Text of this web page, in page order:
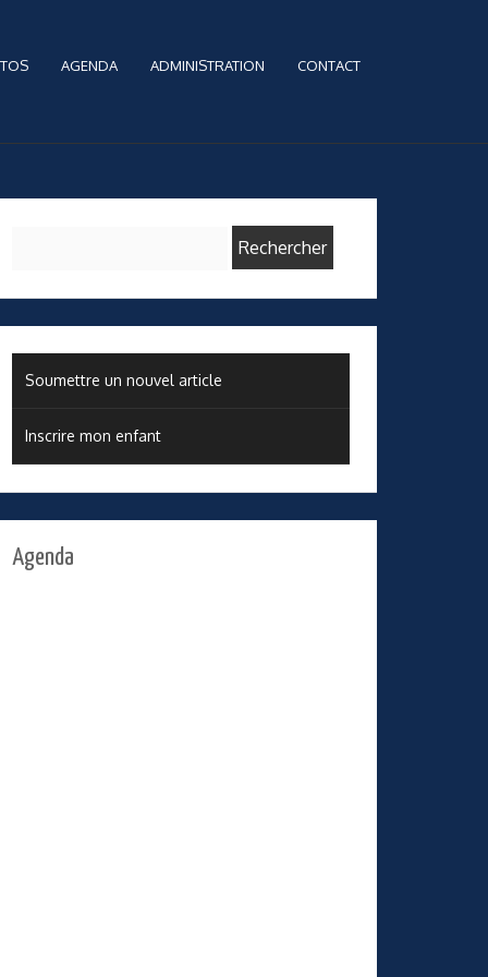
AGENDA ADMINISTRATION CONTACT
Soumettre un nouvel article
Inscrire mon enfant
Agenda